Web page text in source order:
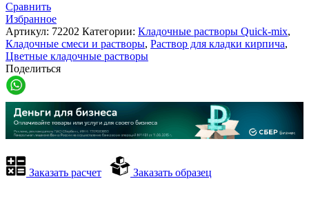
Сравнить
Избранное
Артикул: 72202 Категории: Кладочные растворы Quick-mix,
Кладочные смеси и растворы, Раствор для кладки кирпича,
Цветные кладочные растворы
Поделиться
Заказать расчет Заказать образец